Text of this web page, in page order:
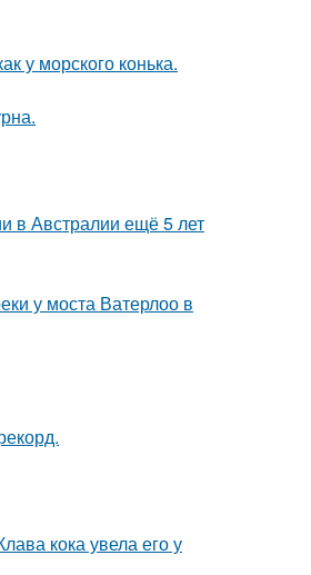
у морского конька.
в Австралии ещё 5 лет
у моста Ватерлоо в
кока увела его у